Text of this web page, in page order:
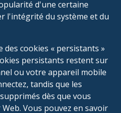
d'une certaine
l'intégrité du système et du
des cookies « persistants »
persistants restent sur
ou votre appareil mobile
tandis que les
dès que vous
Vous pouvez en savoir